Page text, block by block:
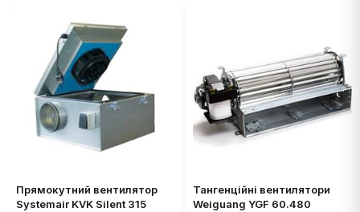
Прямокутний вентилятор
Systemair KVK Silent 315
Тангенційні вентилятори
Weiguang YGF 60.480